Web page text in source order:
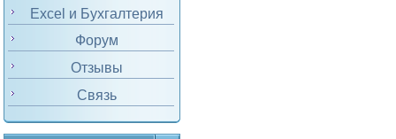
Excel и Бухгалтерия
Форум
Отзывы
Связь